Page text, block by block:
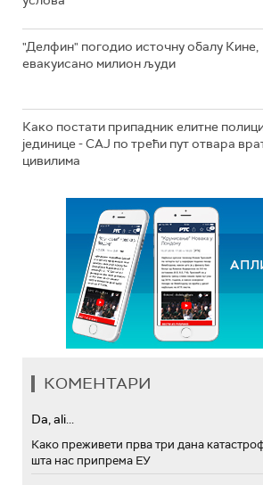
"Делфин" погодио источну обалу Кине,
евакуисано милион људи
Како постати припадник елитне
јединице - СAJ по трећи пут отвара
цивилима
КОМЕНТАРИ
Da, ali...
Како преживети прва три дана
шта нас припрема ЕУ